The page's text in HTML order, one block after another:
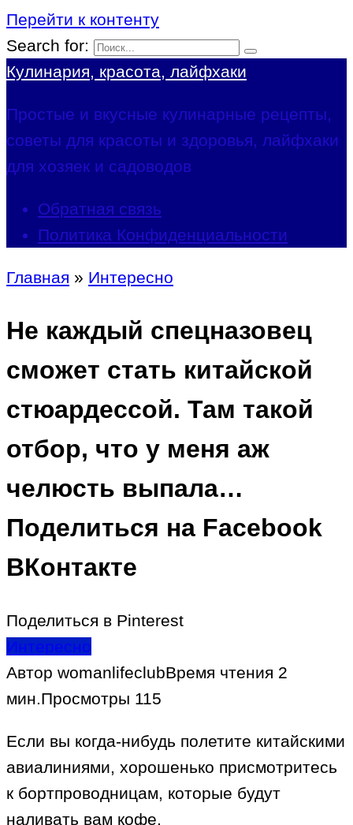
Перейти к контенту
Search for:
Кулинария, красота, лайфхаки
Простые и вкусные кулинарные рецепты,
советы для красоты и здоровья, лайфхаки
для хозяек и садоводов
Обратная связь
Политика Конфиденциальности
Главная » Интересно
Не каждый спецназовец
сможет стать китайской
стюардессой. Там такой
отбор, что у меня аж
челюсть выпала…
Поделиться на Facebook
ВКонтакте
Поделиться в Pinterest
Интересно
Автор womanlifeclubВремя чтения 2
мин.Просмотры 115
Если вы когда-нибудь полетите китайскими
авиалиниями, хорошенько присмотритесь
к бортпроводницам, которые будут
наливать вам кофе.